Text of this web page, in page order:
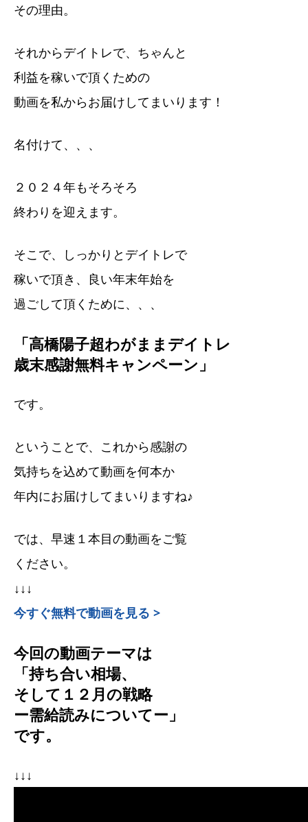
その理由。
それからデイトレで、ちゃんと
利益を稼いで頂くための
動画を私からお届けしてまいります！
名付けて、、、
２０２４年もそろそろ
終わりを迎えます。
そこで、しっかりとデイトレで
稼いで頂き、良い年末年始を
過ごして頂くために、、、
「高橋陽子超わがままデイトレ
歳末感謝無料キャンペーン」
です。
ということで、これから感謝の
気持ちを込めて動画を何本か
年内にお届けしてまいりますね♪
では、早速１本目の動画をご覧
ください。
↓↓↓
今すぐ無料で動画を見る >
今回の動画テーマは
「持ち合い相場、
そして１２月の戦略
ー需給読みについてー」
です。
↓↓↓